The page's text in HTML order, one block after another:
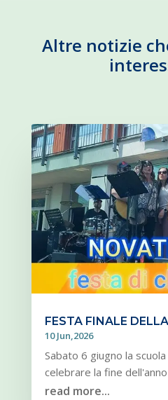
Altre notizie
FESTA FINALE
10 Jun,2026
Sabato 6 giugno la
celebrare la fine dell'anno
read more...